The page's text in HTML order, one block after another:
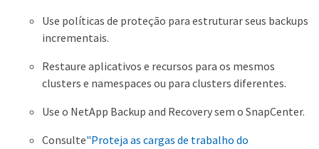
Use políticas de proteção para estruturar seus backups
incrementais.
Restaure aplicativos e recursos para os mesmos
clusters e namespaces ou para clusters diferentes.
Use o NetApp Backup and Recovery sem o SnapCenter.
Consulte"Proteja as cargas de trabalho do